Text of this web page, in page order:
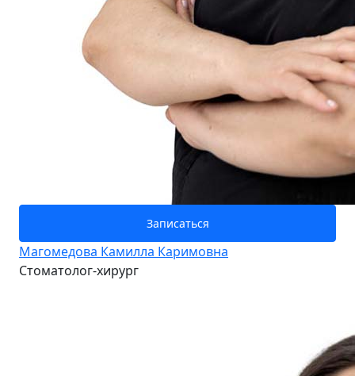
Записаться
Магомедова Камилла Каримовна
Стоматолог-хирург